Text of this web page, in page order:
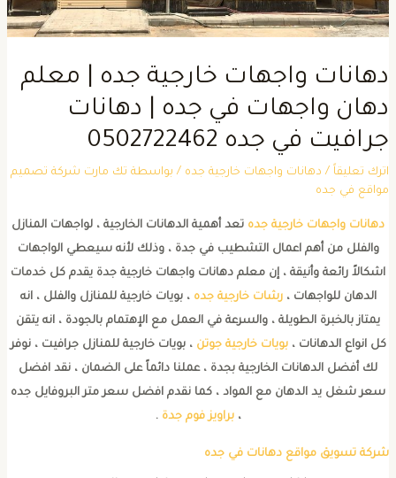
واجهات خارجية جده | معلم
واجهات في جده | دهانات
في جده 0502722462
تعليقاً / دهانات واجهات خارجية جده/ بواسطة تك مارت شركة تصميم
في جده
دهانات واجهات خارجية جده تعد أهمية الدهانات الخارجية ، لواجهات المنازل
والفلل من أهم اعمال التشطيب في جدة ، وذلك لأنه سيعطي الواجهات
اشكالاً رائعة وأنيقة ، إن معلم دهانات واجهات خارجية جدة يقدم كل خدمات
الدهان للواجهات ، رشات خارجية جده، بويات خارجية للمنازل والفلل ، انه
يمتاز بالخبرة الطويلة ، والسرعة في العمل مع الإهتمام بالجودة ، انه يتقن
كل انواع الدهانات ، بويات خارجية جوتن، بويات خارجية للمنازل جرافيت ، نوفر
لك أفضل الدهانات الخارجية بجدة ، عملنا دائماً على الضمان ، نقد افضل
سعر شغل يد الدهان مع المواد ، كما نقدم افضل سعر متر البروفايل جده
براويز فوم جدة.
تسويق مواقع دهانات في جده